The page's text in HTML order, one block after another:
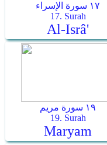
١٧ سورة الإسراء
17. Surah
Al-Isrâ'
١٩ سورة مريم
19. Surah
Maryam